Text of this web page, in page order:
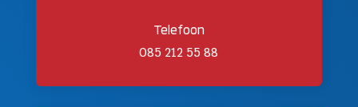
Telefoon
085 212 55 88